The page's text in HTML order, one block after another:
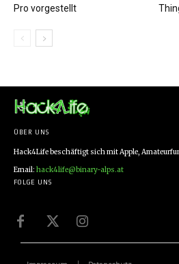
Pro vorgestellt
ÜBER UNS
Hack4Life beschäftigt sich mit Apple,
Email: hack4life@binary-alps.at
FOLGE UNS